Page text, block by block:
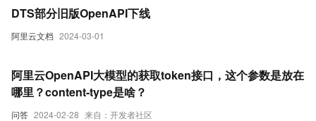
阿里云文档 2024-03-01
DTS部分旧版OpenAPI下线
问答 2024-02-28 来自：开发者社区
阿里云OpenAPI大模型的获取token接口，这个参数是放在
哪里？content-type是啥？